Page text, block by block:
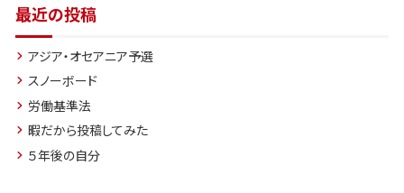
最近の投稿
アジア・オセアニア予選
スノーボード
労働基準法
暇だから投稿してみた
５年後の自分